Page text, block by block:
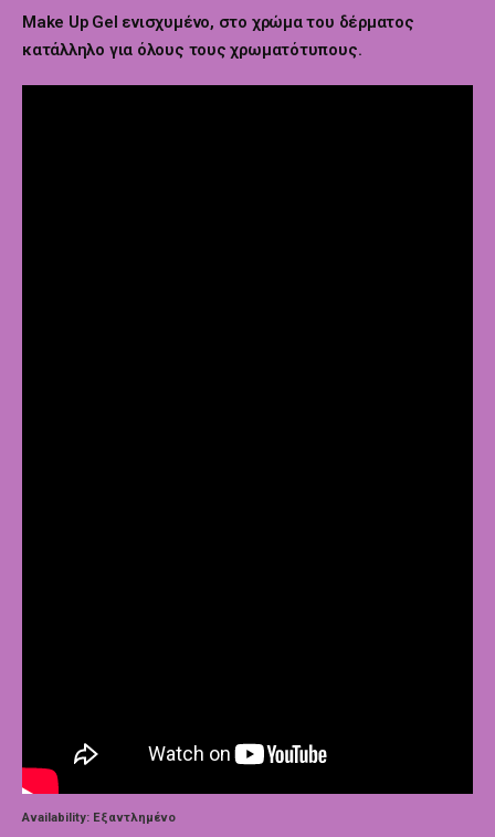
Make Up Gel ενισχυμένο, στο χρώμα του δέρματος
κατάλληλο για όλους τους χρωματότυπους.
Availability: Εξαντλημένο